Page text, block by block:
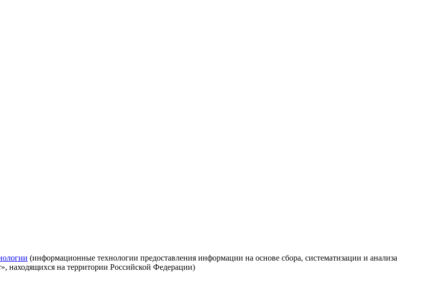
(информационные технологии предоставления информации на основе сбора, систематизации и анализа
находящихся на территории Российской Федерации)